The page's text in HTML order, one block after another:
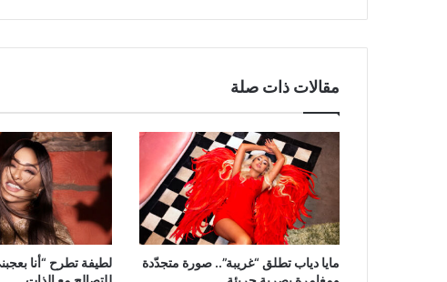
مقالات ذات صلة
مايا دياب تطلق “غريبة”.. صورة متجدّدة
لطيفة تطرح “أنا